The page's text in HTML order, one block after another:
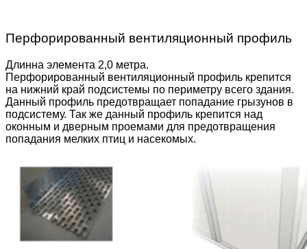
Перфорированный вентиляционный профиль
Длинна элемента 2,0 метра.
Перфорированный вентиляционный профиль крепится
на нижний край подсистемы по периметру всего здания.
Данный профиль предотвращает попадание грызунов в
подсистему. Так же данный профиль крепится над
оконным и дверным проемами для предотвращения
попадания мелких птиц и насекомых.